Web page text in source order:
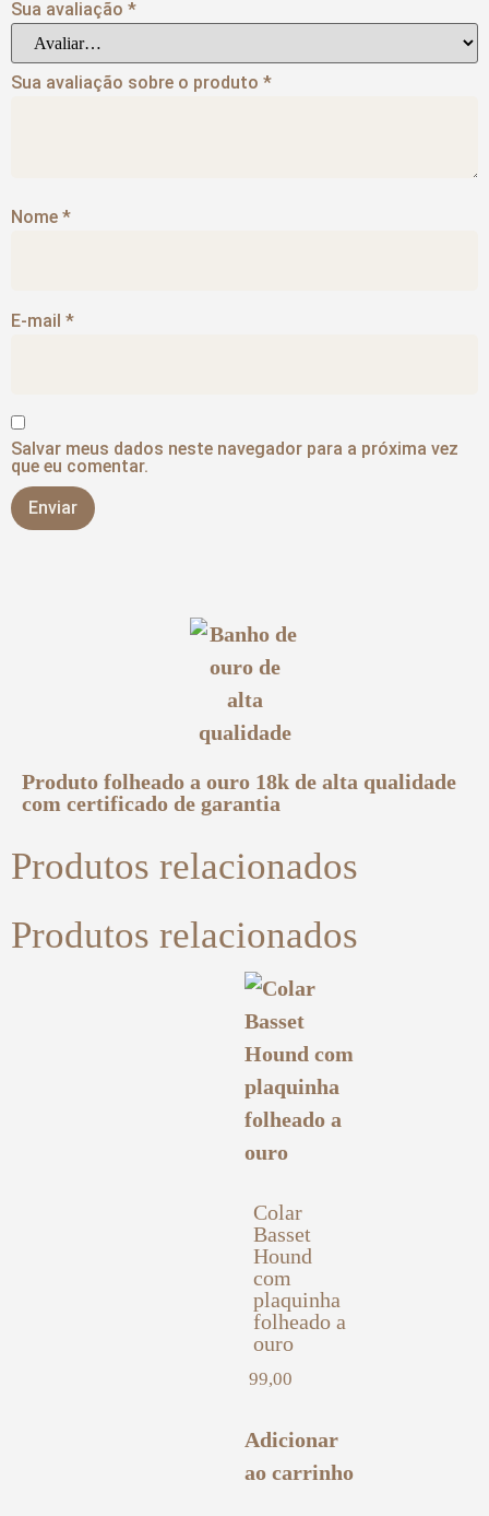
Sua avaliação *
Sua avaliação sobre o produto *
Nome *
E-mail *
Salvar meus dados neste navegador para a próxima vez
que eu comentar.
Produto folheado a ouro 18k de alta qualidade
com certificado de garantia
Produtos relacionados
Produtos relacionados
Colar
Basset
Hound
com
plaquinha
folheado a
ouro
99,00
Adicionar
ao carrinho